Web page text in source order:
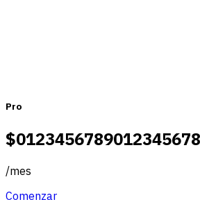
Pro
$0123456789012345678
/mes
Comenzar